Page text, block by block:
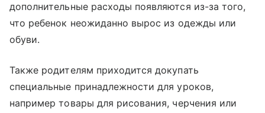
дополнительные расходы появляются из-за того,
что ребенок неожиданно вырос из одежды или
обуви.
Также родителям приходится докупать
специальные принадлежности для уроков,
например товары для рисования, черчения или